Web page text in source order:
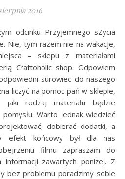
2016
Nie, tym razem nie na wakacje,
– sklepu z materiałami
Craftoholic shop. Odpowiem
surowiec do naszego
liczyć na pomoc pań w sklepie,
jaki rodzaj materiału będzie
Warto jednak wiedzieć
dobierać dodatki, a
efekt końcowy był dla nas
filmu zapraszam do
informacji zawartych poniżej. Z
bez problemu poradzimy sobie